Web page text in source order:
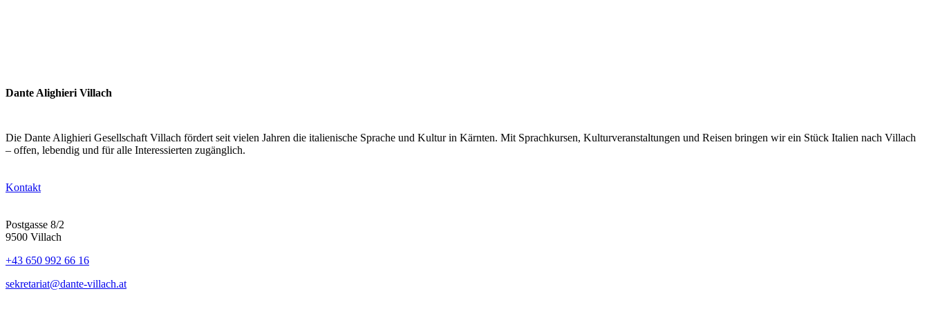
Dante Alighieri Villach
Die Dante Alighieri Gesellschaft Villach fördert seit vielen Jahren die italienische Sprache und Kultur in Kärnten. Mit Sprachkursen, Kulturveranstaltungen und Reisen bringen wir ein Stück Italien nach Villach
– offen, lebendig und für alle Interessierten zugänglich.
Kontakt
Postgasse 8/2
9500 Villach
+43 650 992 66 16
sekretariat@dante-villach.at